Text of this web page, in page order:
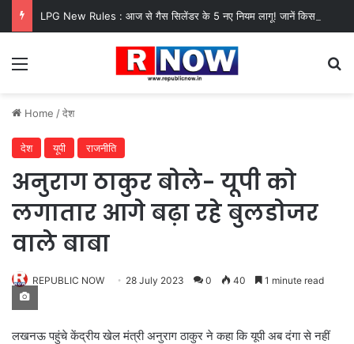
Menu
Home /देश
देश यूपी राजनीति
अनुराग ठाकुर बोले- यूपी को
लगातार आगे बढ़ा रहे बुलडोजर
वाले बाबा
REPUBLIC NOW 28 July 2023 0 40 1 minute read
लखनऊ पहुंचे केंद्रीय खेल मंत्री अनुराग ठाकुर ने कहा कि यूपी अब दंगा से नहीं